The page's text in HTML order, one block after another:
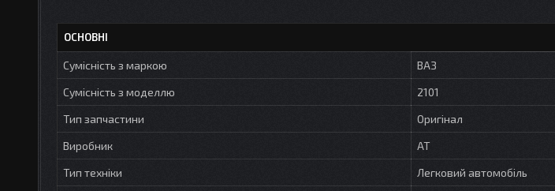
ОСНОВНІ
Сумісність з маркою
ВАЗ
Сумісність з моделлю
2101
Тип запчастини
Оригінал
Виробник
AT
Тип техніки
Легковий автомобіль